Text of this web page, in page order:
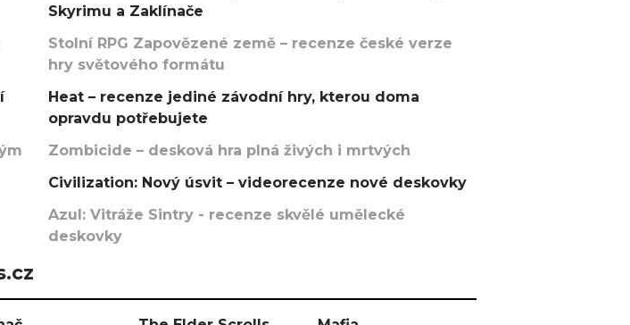
Skyrimu a Zaklínače
Stolní RPG Zapovězené země – recenze české verze
hry světového formátu
Heat – recenze jediné závodní hry, kterou doma
opravdu potřebujete
Zombicide – desková hra plná živých i mrtvých
Civilization: Nový úsvit – videorecenze nové deskovky
Azul: Vitráže Sintry - recenze skvělé umělecké
deskovky